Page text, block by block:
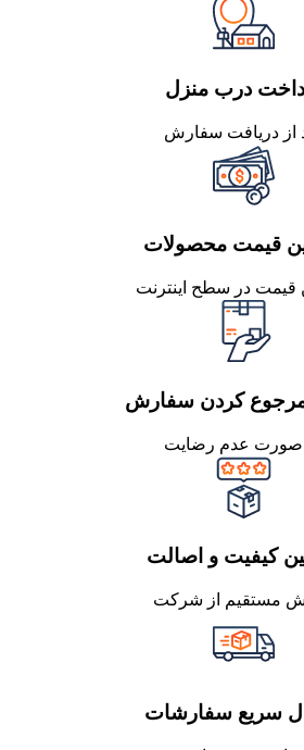
درب منزل
از دریافت سفارش
قیمت محصولات
قیمت در سطح اینترنت
مرجوع کردن سفارش
صورت عدم رضایت
کیفیت و اصالت
مستقیم از شرکت
سریع سفارشات